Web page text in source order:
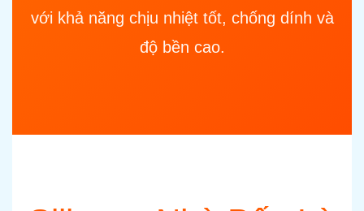
với khả năng chịu nhiệt tốt, chống dính và
độ bền cao.